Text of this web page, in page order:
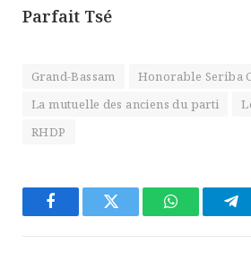
Parfait Tsé
Grand-Bassam
Honorable Seriba
La mutuelle des anciens du parti
RHDP
FacebookTwitter WhatsApp